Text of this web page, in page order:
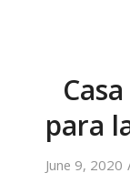
para
June 9, 2020